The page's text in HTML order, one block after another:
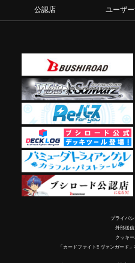
公認店
ユーザ
プライバ
外部送
クッキ
「カードファイト!! ヴァンガード